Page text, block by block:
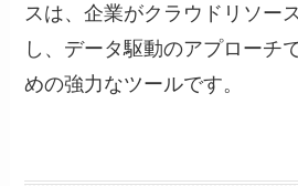
スは、企業がクラウドリソー
し、データ駆動のアプローチ
めの強力なツールです。